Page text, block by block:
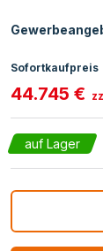
Sofortkaufpreis
44.745 €
auf Lager